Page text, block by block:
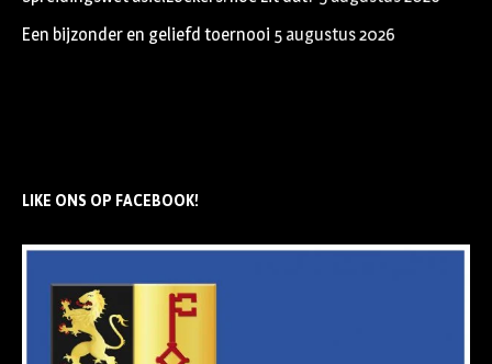
Een bijzonder en geliefd toernooi 5 augustus 2026
LIKE ONS OP FACEBOOK!